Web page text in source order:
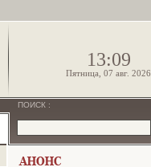
13:09
Пятница, 07 авг. 2026
ПОИСК :